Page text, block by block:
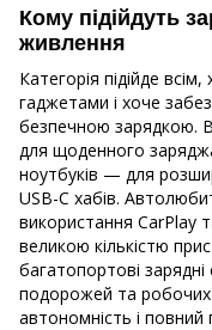
Кому підійдуть
живлення
Категорія підійде
гаджетами і хоче
безпечною зарядкою.
для щоденного
ноутбуків — для
USB-C хабів.
використання CarPlay
великою кількістю
багатопортові
подорожей та робочих
автономність і